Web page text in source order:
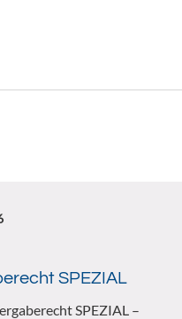
SPEZIAL
SPEZIAL –